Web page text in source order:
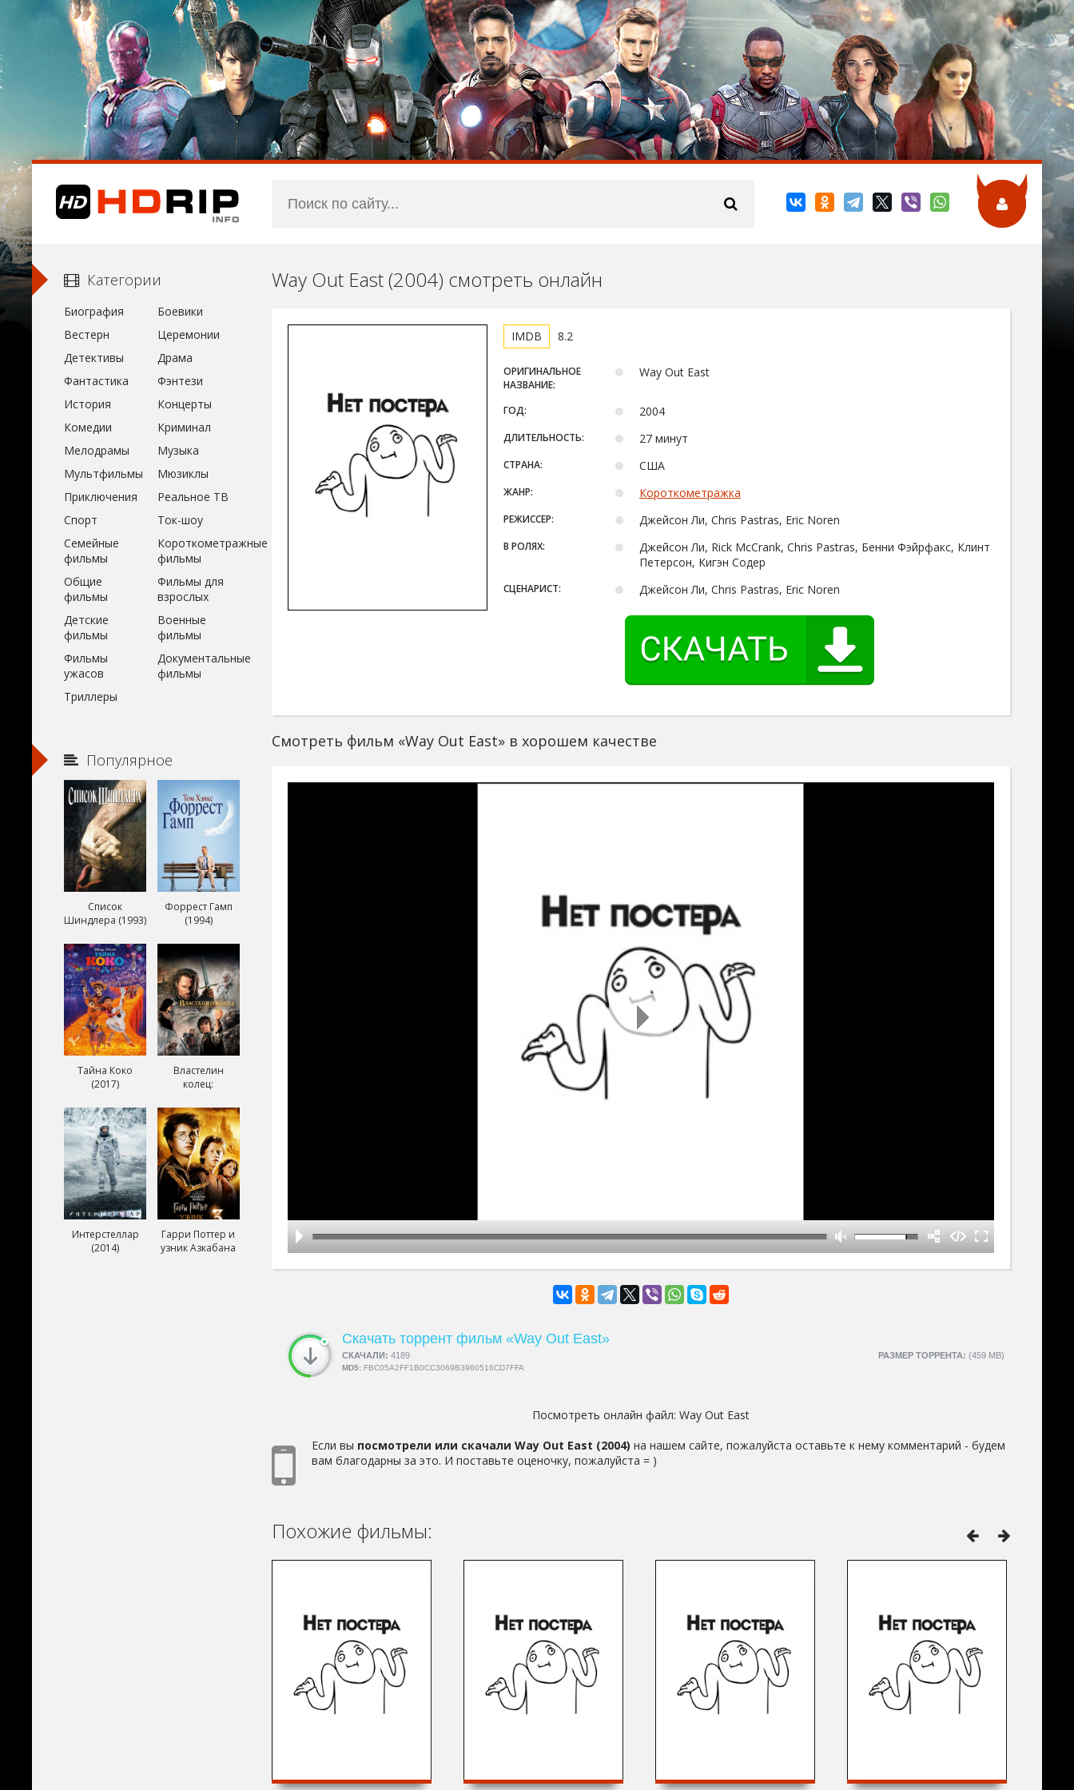
Way Out East (2004) смотреть онлайн
8.2
ОРИГИНАЛЬНОЕ
НАЗВАНИЕ:
Way Out East
ГОД: 2004
ДЛИТЕЛЬНОСТЬ: 27 минут
СТРАНА: США
ЖАНР: Короткометражка
РЕЖИССЕР: Джейсон Ли, Chris Pastras, Eric Noren
В РОЛЯХ:
Джейсон Ли, Rick McCrank, Chris Pastras, Бенни Фэйрфакс, Клинт
Петерсон, Кигэн Содер
СЦЕНАРИСТ: Джейсон Ли, Chris Pastras, Eric Noren
Смотреть фильм «Way Out East» в хорошем качестве
Скачать торрент фильм «Way Out East»
РАЗМЕР ТОРРЕНТА: (459 MB)
СКАЧАЛИ: 4189
MD5: FBC05A2FF1B0CC3069B3960516CD7FFA
Посмотреть онлайн файл: Way Out East
Если вы посмотрели или скачали Way Out East (2004) на нашем сайте, пожалуйста оставьте к нему комментарий - будем
вам благодарны за это. И поставьте оценочку, пожалуйста = )
Похожие фильмы:
Категории
Биография
Боевики
Вестерн
Церемонии
Детективы
Драма
Фантастика
Фэнтези
История
Концерты
Комедии
Криминал
Мелодрамы
Музыка
Мультфильмы
Мюзиклы
Приключения
Реальное ТВ
Спорт
Ток-шоу
Семейные
фильмы
Короткометражные
фильмы
Общие
фильмы
Фильмы для
взрослых
Детские
фильмы
Военные
фильмы
Фильмы
ужасов
Документальные
фильмы
Триллеры
Популярное
Список
Шиндлера (1993)
Форрест Гамп
(1994)
Тайна Коко
(2017)
Властелин
колец:
короля (2003)
Интерстеллар
(2014)
Гарри Поттер и
узник Азкабана